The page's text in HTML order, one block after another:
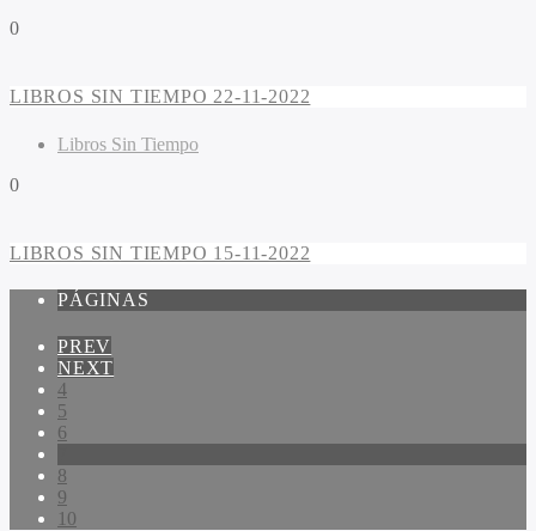
0
LIBROS SIN TIEMPO 22-11-2022
Libros Sin Tiempo
0
LIBROS SIN TIEMPO 15-11-2022
PÁGINAS
PREV
NEXT
4
5
6
8
9
10